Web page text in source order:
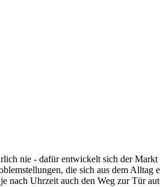
nie - dafür entwickelt sich der
die sich aus dem
nach Uhrzeit auch den Weg zur Tür